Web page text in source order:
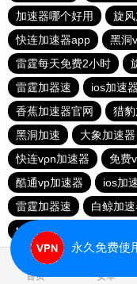
加速器哪个好用
旋
快连加速器app
黑洞
雷霆每天免费2小时
雷霆加器速
ios加速器
香蕉加速器官网
猎
黑洞加速
大象加速器
快连vρn加速器
免费
酷通vp加速器
ios加
雷霆加器速
白鲸加速
telegeram苹果加速器
首页 安卓
永久免费使